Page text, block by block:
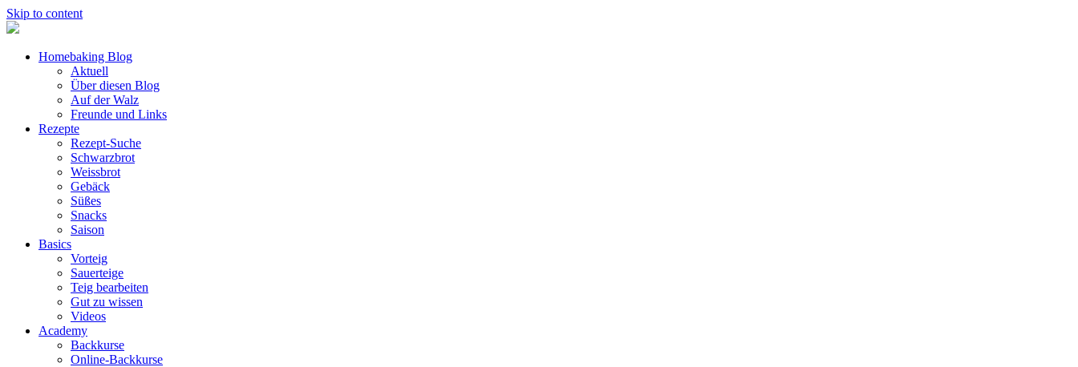
Skip to content
Homebaking Blog
Aktuell
Über diesen Blog
Auf der Walz
Freunde und Links
Rezepte
Rezept-Suche
Schwarzbrot
Weissbrot
Gebäck
Süßes
Snacks
Saison
Basics
Vorteig
Sauerteige
Teig bearbeiten
Gut zu wissen
Videos
Academy
Backkurse
Online-Backkurse